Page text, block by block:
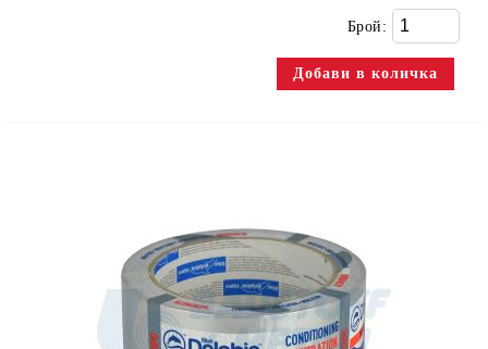
Брой: